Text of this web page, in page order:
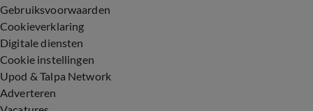
Gebruiksvoorwaarden
Cookieverklaring
Digitale diensten
Cookie instellingen
Upod & Talpa Network
Adverteren